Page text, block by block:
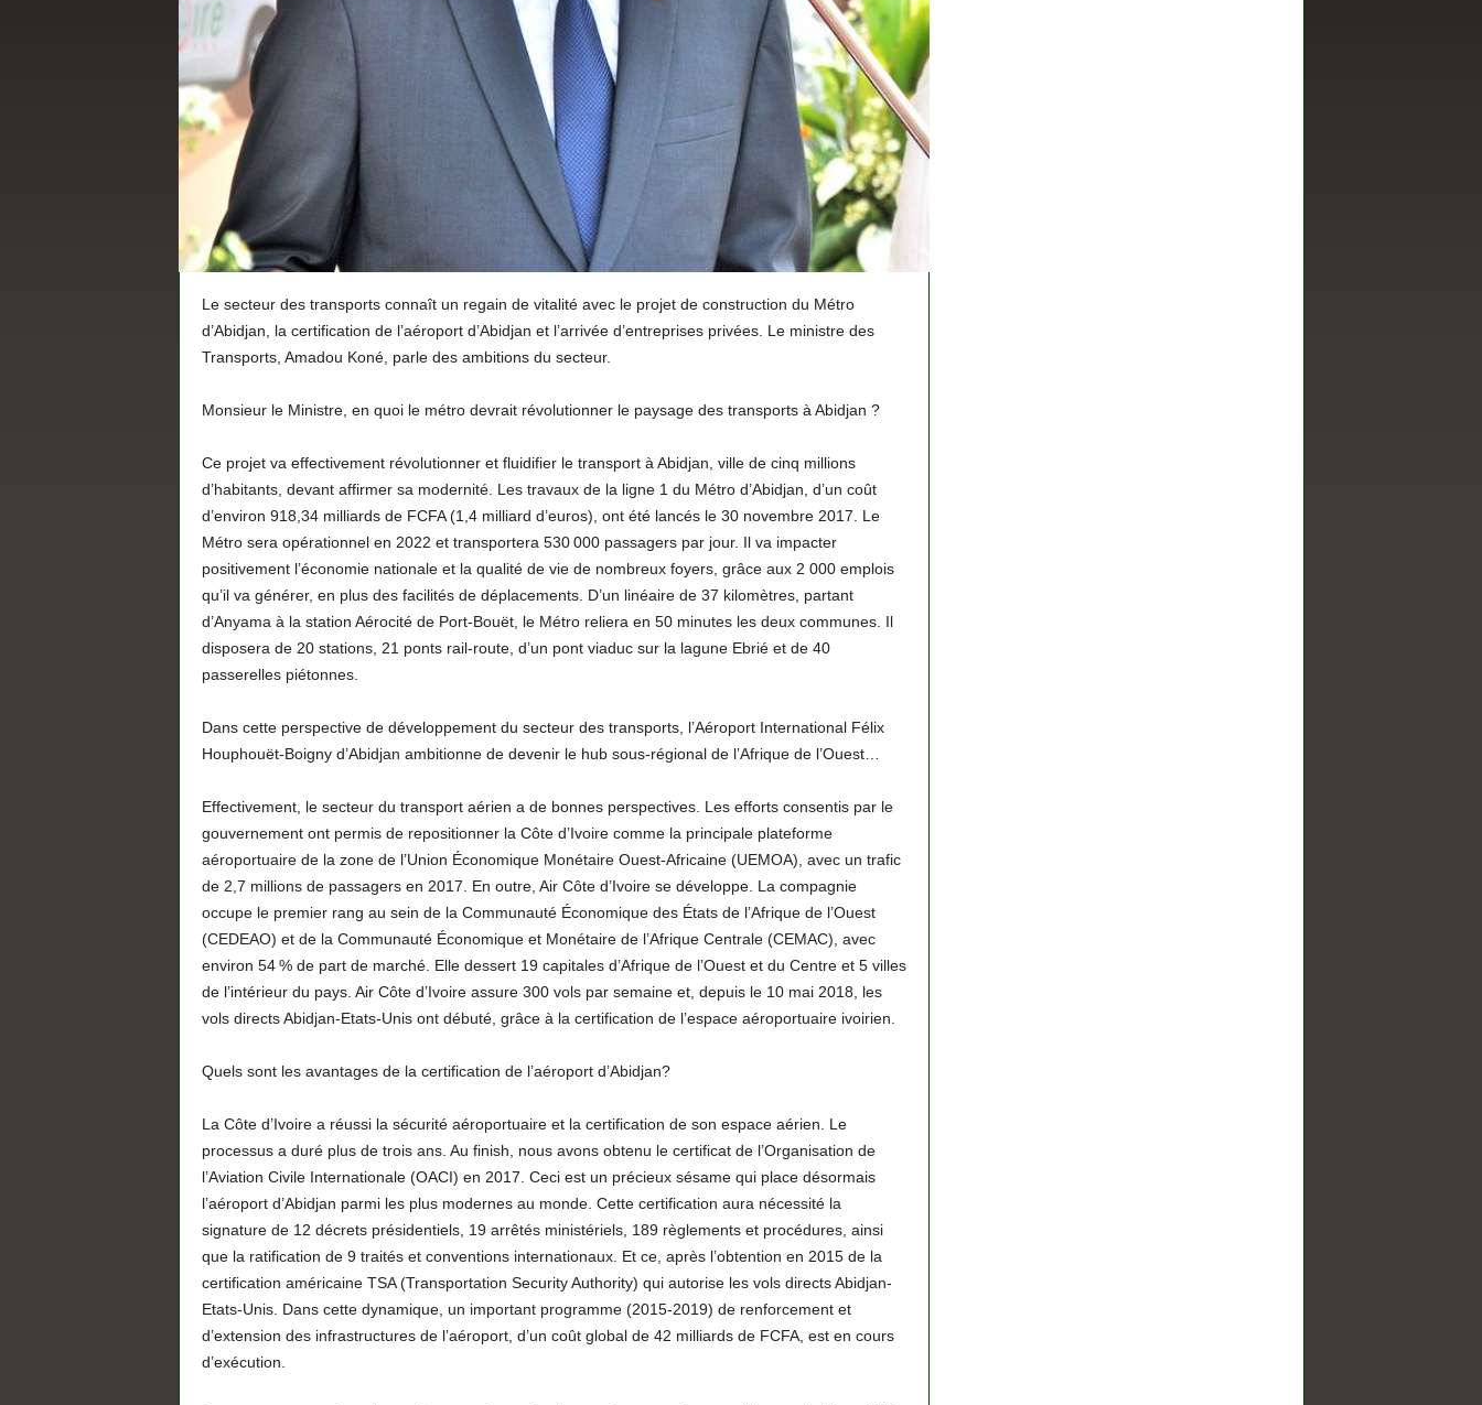
Le secteur des transports connaît un regain de vitalité avec le projet de construction du Métro
d’Abidjan, la certification de l’aéroport d’Abidjan et l’arrivée d’entreprises privées. Le ministre des
Transports, Amadou Koné, parle des ambitions du secteur.
Monsieur le Ministre, en quoi le métro devrait révolutionner le paysage des transports à Abidjan ?
Ce projet va effectivement révolutionner et fluidifier le transport à Abidjan, ville de cinq millions
d’habitants, devant affirmer sa modernité. Les travaux de la ligne 1 du Métro d’Abidjan, d’un coût
d’environ 918,34 milliards de FCFA (1,4 milliard d’euros), ont été lancés le 30 novembre 2017. Le
Métro sera opérationnel en 2022 et transportera 530 000 passagers par jour. Il va impacter
positivement l’économie nationale et la qualité de vie de nombreux foyers, grâce aux 2 000 emplois
qu’il va générer, en plus des facilités de déplacements. D’un linéaire de 37 kilomètres, partant
d’Anyama à la station Aérocité de Port-Bouët, le Métro reliera en 50 minutes les deux communes. Il
disposera de 20 stations, 21 ponts rail-route, d’un pont viaduc sur la lagune Ebrié et de 40
passerelles piétonnes.
Dans cette perspective de développement du secteur des transports, l’Aéroport International Félix
Houphouët-Boigny d’Abidjan ambitionne de devenir le hub sous-régional de l’Afrique de l’Ouest…
Effectivement, le secteur du transport aérien a de bonnes perspectives. Les efforts consentis par le
gouvernement ont permis de repositionner la Côte d’Ivoire comme la principale plateforme
aéroportuaire de la zone de l’Union Économique Monétaire Ouest-Africaine (UEMOA), avec un trafic
de 2,7 millions de passagers en 2017. En outre, Air Côte d’Ivoire se développe. La compagnie
occupe le premier rang au sein de la Communauté Économique des États de l’Afrique de l’Ouest
(CEDEAO) et de la Communauté Économique et Monétaire de l’Afrique Centrale (CEMAC), avec
environ 54 % de part de marché. Elle dessert 19 capitales d’Afrique de l’Ouest et du Centre et 5 villes
de l’intérieur du pays. Air Côte d’Ivoire assure 300 vols par semaine et, depuis le 10 mai 2018, les
vols directs Abidjan-Etats-Unis ont débuté, grâce à la certification de l’espace aéroportuaire ivoirien.
Quels sont les avantages de la certification de l’aéroport d’Abidjan?
La Côte d’Ivoire a réussi la sécurité aéroportuaire et la certification de son espace aérien. Le
processus a duré plus de trois ans. Au finish, nous avons obtenu le certificat de l’Organisation de
l’Aviation Civile Internationale (OACI) en 2017. Ceci est un précieux sésame qui place désormais
l’aéroport d’Abidjan parmi les plus modernes au monde. Cette certification aura nécessité la
signature de 12 décrets présidentiels, 19 arrêtés ministériels, 189 règlements et procédures, ainsi
que la ratification de 9 traités et conventions internationaux. Et ce, après l’obtention en 2015 de la
certification américaine TSA (Transportation Security Authority) qui autorise les vols directs Abidjan-
Etats-Unis. Dans cette dynamique, un important programme (2015-2019) de renforcement et
d’extension des infrastructures de l’aéroport, d’un coût global de 42 milliards de FCFA, est en cours
d’exécution.